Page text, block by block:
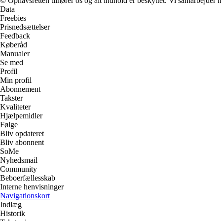
Data
Freebies
Prisnedsættelser
Feedback
Køberåd
Manualer
Se med
Profil
Min profil
Abonnement
Takster
Kvaliteter
Hjælpemidler
Følge
Bliv opdateret
Bliv abonnent
SoMe
Nyhedsmail
Community
Beboerfællesskab
Interne henvisninger
Navigationskort
Indlæg
Historik